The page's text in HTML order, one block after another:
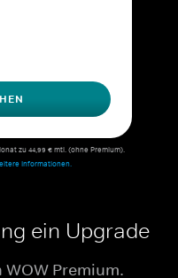
zu 44,99 € mtl. (ohne Premium).
Informationen.
ein Upgrade
Premium.